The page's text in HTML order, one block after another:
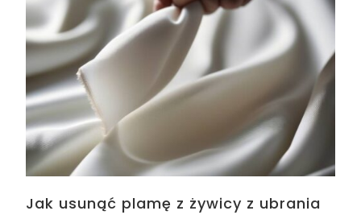
Jak usunąć plamę z żywicy z ubrania